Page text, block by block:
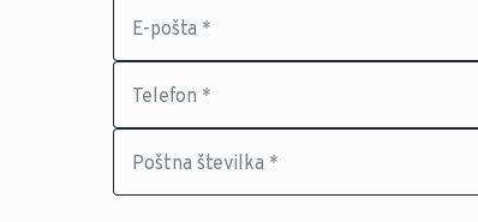
E-pošta *
Telefon *
Poštna številka *